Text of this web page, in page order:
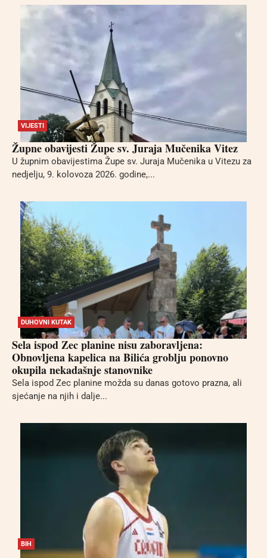
VIJESTI
Župne obavijesti Župe sv. Juraja Mučenika Vitez
U župnim obavijestima Župe sv. Juraja Mučenika u Vitezu za
nedjelju, 9. kolovoza 2026. godine,...
DUHOVNI KUTAK
Sela ispod Zec planine nisu zaboravljena:
Obnovljena kapelica na Bilića groblju ponovno
okupila nekadašnje stanovnike
Sela ispod Zec planine možda su danas gotovo prazna, ali
sjećanje na njih i dalje...
BIH